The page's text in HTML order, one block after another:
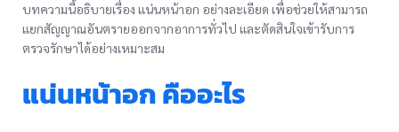
บทความนี้อธิบายเรื่อง แน่นหน้าอก อย่างละเอียด เพื่อช่วยให้สามารถ
แยกสัญญาณอันตรายออกจากอาการทั่วไป และตัดสินใจเข้ารับการ
ตรวจรักษาได้อย่างเหมาะสม
แน่นหน้าอก คืออะไร